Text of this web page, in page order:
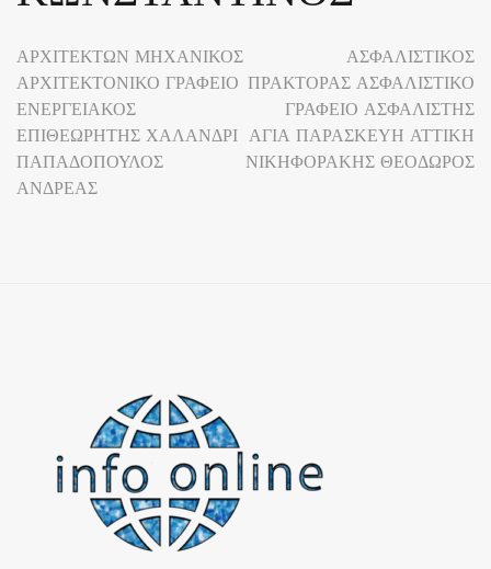
Πλοήγηση
άρθρων
ΑΡΧΙΤΕΚΤΩΝ ΜΗΧΑΝΙΚΟΣ
ΑΡΧΙΤΕΚΤΟΝΙΚΟ ΓΡΑΦΕΙΟ
ΕΝΕΡΓΕΙΑΚΟΣ
ΕΠΙΘΕΩΡΗΤΗΣ ΧΑΛΑΝΔΡΙ
ΠΑΠΑΔΟΠΟΥΛΟΣ
ΑΝΔΡΕΑΣ
ΑΣΦΑΛΙΣΤΙΚΟΣ
ΠΡΑΚΤΟΡΑΣ ΑΣΦΑΛΙΣΤΙΚΟ
ΓΡΑΦΕΙΟ ΑΣΦΑΛΙΣΤΗΣ
ΑΓΙΑ ΠΑΡΑΣΚΕΥΗ ΑΤΤΙΚΗ
ΝΙΚΗΦΟΡΑΚΗΣ ΘΕΟΔΩΡΟΣ